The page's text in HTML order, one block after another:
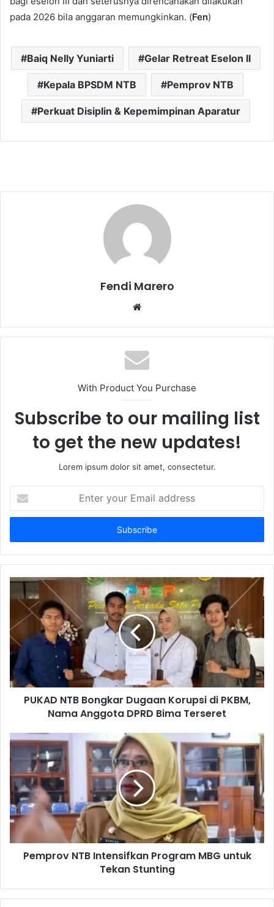
pada 2026 bila anggaran memungkinkan. (Fen)
Baiq Nelly Yuniarti Gelar Retreat Eselon II
Kepala BPSDM NTB Pemprov NTB
Perkuat Disiplin & Kepemimpinan Aparatur
Fendi Marero
With Product You Purchase
Subscribe to our mailing list
to get the new updates!
Lorem ipsum dolor sit amet, consectetur.
your
Email
PUKAD NTB Bongkar Dugaan Korupsi di PKBM,
Nama Anggota DPRD Bima Terseret
Pemprov NTB Intensifkan Program MBG untuk
Tekan Stunting